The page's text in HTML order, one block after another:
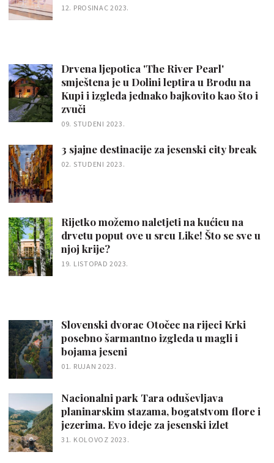
12. PROSINAC 2023.
Drvena ljepotica 'The River Pearl'
smještena je u Dolini leptira u Brodu na
Kupi i izgleda jednako bajkovito kao što i
zvuči
09. STUDENI 2023.
3 sjajne destinacije za jesenski city break
02. STUDENI 2023.
Rijetko možemo naletjeti na kućicu na
drvetu poput ove u srcu Like! Što se sve u
njoj krije?
19. LISTOPAD 2023.
Slovenski dvorac Otočec na rijeci Krki
posebno šarmantno izgleda u magli i
bojama jeseni
01. RUJAN 2023.
Nacionalni park Tara oduševljava
planinarskim stazama, bogatstvom flore i
jezerima. Evo ideje za jesenski izlet
31. KOLOVOZ 2023.